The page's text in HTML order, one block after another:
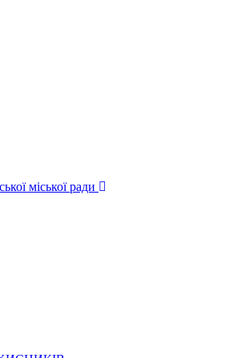
міської ради